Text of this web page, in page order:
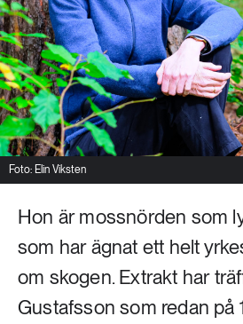
Mat & jordbruk
Skog
Social hållbarhet
Transport
Vatten
252 ARTIKLAR
Landsbygd
939 ARTIKLAR
Livsstil & konsumtion
612 ARTIKLAR
262 ARTIKLAR
Skog
Foto: Elin Viksten
Hon är mossnörden som
som har ägnat ett helt
om skogen. Extrakt har
Gustafsson som redan på